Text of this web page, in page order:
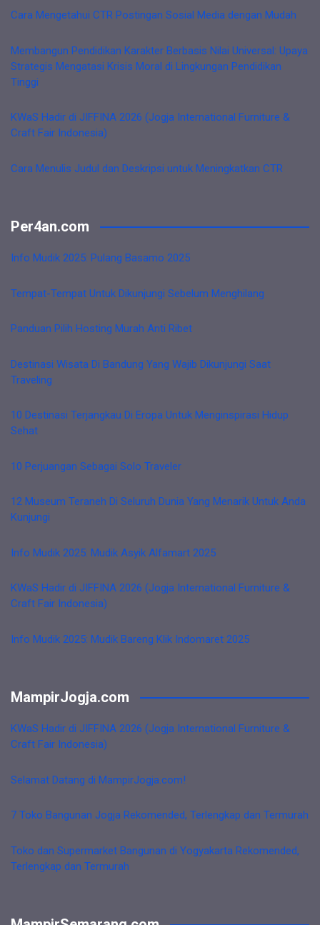
Cara Mengetahui CTR Postingan Sosial Media dengan Mudah
Membangun Pendidikan Karakter Berbasis Nilai Universal: Upaya
Strategis Mengatasi Krisis Moral di Lingkungan Pendidikan
Tinggi
KWaS Hadir di JIFFINA 2026 (Jogja International Furniture &
Craft Fair Indonesia)
Cara Menulis Judul dan Deskripsi untuk Meningkatkan CTR
Per4an.com
Info Mudik 2025: Pulang Basamo 2025
Tempat-Tempat Untuk Dikunjungi Sebelum Menghilang
Panduan Pilih Hosting Murah Anti Ribet
Destinasi Wisata Di Bandung Yang Wajib Dikunjungi Saat
Traveling
10 Destinasi Terjangkau Di Eropa Untuk Menginspirasi Hidup
Sehat
10 Perjuangan Sebagai Solo Traveler
12 Museum Teraneh Di Seluruh Dunia Yang Menarik Untuk Anda
Kunjungi
Info Mudik 2025: Mudik Asyik Alfamart 2025
KWaS Hadir di JIFFINA 2026 (Jogja International Furniture &
Craft Fair Indonesia)
Info Mudik 2025: Mudik Bareng Klik Indomaret 2025
MampirJogja.com
KWaS Hadir di JIFFINA 2026 (Jogja International Furniture &
Craft Fair Indonesia)
Selamat Datang di MampirJogja.com!
7 Toko Bangunan Jogja Rekomended, Terlengkap dan Termurah
Toko dan Supermarket Bangunan di Yogyakarta Rekomended,
Terlengkap dan Termurah